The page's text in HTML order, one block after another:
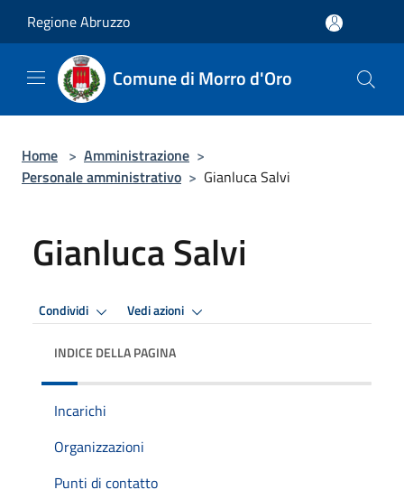
Regione Abruzzo
Comune di Morro d'Oro
Home > Amministrazione >
Personale amministrativo > Gianluca Salvi
Gianluca Salvi
Condividi Vedi azioni
INDICE DELLA PAGINA
Incarichi
Organizzazioni
Punti di contatto